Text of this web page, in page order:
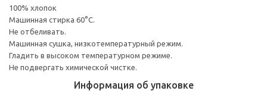
100% хлопок
Машинная стирка 60°С.
Не отбеливать.
Машинная сушка, низкотемпературный режим.
Гладить в высоком температурном режиме.
Не подвергать химической чистке.
Информация об упаковке